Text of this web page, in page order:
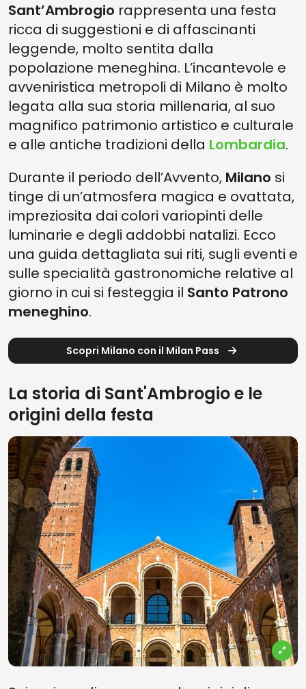
Sant’Ambrogio rappresenta una festa
ricca di suggestioni e di affascinanti
leggende, molto sentita dalla
popolazione meneghina. L’incantevole e
avveniristica metropoli di Milano è molto
legata alla sua storia millenaria, al suo
magnifico patrimonio artistico e culturale
e alle antiche tradizioni della Lombardia.
Durante il periodo dell’Avvento, Milano si
tinge di un’atmosfera magica e ovattata,
impreziosita dai colori variopinti delle
luminarie e degli addobbi natalizi. Ecco
una guida dettagliata sui riti, sugli eventi e
sulle specialità gastronomiche relative al
giorno in cui si festeggia il Santo Patrono
meneghino.
Scopri Milano con il Milan Pass
La storia di Sant'Ambrogio e le
origini della festa